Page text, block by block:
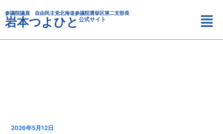
容
を
ス
参議院議員 自由民主党北海道参議院選挙区第二支部長
岩本つよひと 公式サイト
メ
ニ
ュ
2026年5月12日
テ
ゴ